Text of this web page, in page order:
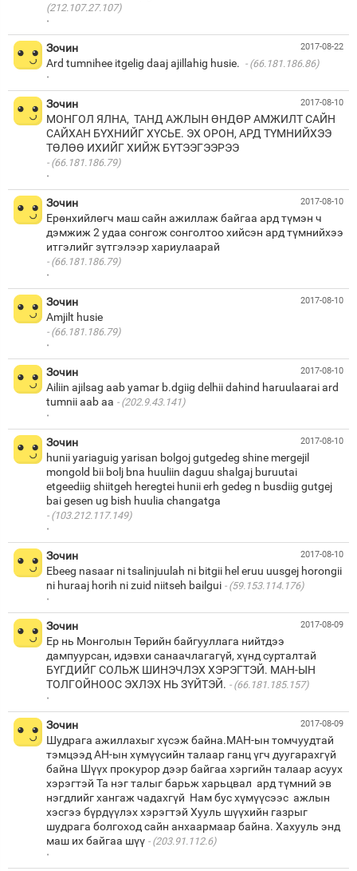
(212.107.27.107)
·
2017-08-22
Зочин
Ard tumnihee itgelig daaj ajillahig husie.
(66.181.186.86)
·
2017-08-10
Зочин
МОНГОЛ ЯЛНА, ТАНД АЖЛЫН ӨНДӨР АМЖИЛТ САЙН
САЙХАН БҮХНИЙГ ХҮСЬЕ. ЭХ ОРОН, АРД ТҮМНИЙХЭЭ
(66.181.186.79)
·
2017-08-10
Зочин
Ерөнхийлөгч маш сайн ажиллаж байгаа ард түмэн ч
дэмжиж 2 удаа сонгож сонголтоо хийсэн ард түмнийхээ
(66.181.186.79)
·
2017-08-10
Зочин
(66.181.186.79)
·
2017-08-10
Зочин
Ailiin ajilsag aab yamar b.dgiig delhii dahind haruulaarai ard
tumnii aab aa
(202.9.43.141)
·
2017-08-10
Зочин
hunii yariaguig yarisan bolgoj gutgedeg shine mergejil
mongold bii bolj bna huuliin daguu shalgaj buruutai
etgeediig shiitgeh heregtei hunii erh gedeg n busdiig gutgej
(103.212.117.149)
·
2017-08-10
Зочин
Ebeeg nasaar ni tsalinjuulah ni bitgii hel eruu uusgej horongii
ni huraaj horih ni zuid niitseh bailgui
(59.153.114.176)
·
2017-08-09
Зочин
Ер нь Монголын Төрийн байгууллага нийтдээ
дампуурсан, идэвхи санаачлагагүй, хүнд сурталтай
БҮГДИЙГ СОЛЬЖ ШИНЭЧЛЭХ ХЭРЭГТЭЙ. МАН-ЫН
ТОЛГОЙНООС ЭХЛЭХ НЬ ЗҮЙТЭЙ.
(66.181.185.157)
·
2017-08-09
Зочин
Шудрага ажиллахыг хүсэж байна.МАН-ын томчуудтай
тэмцээд АН-ын хүмүүсийн талаар ганц үгч дуугарахгүй
байна Шүүх прокурор дээр байгаа хэргийн талаар асуух
хэрэгтэй Та нэг талыг барьж харьцвал ард түмний эв
нэгдлийг хангаж чадахгүй Нам бус хүмүүсээс ажлын
хэсгээ бүрдүүлэх хэрэгтэй Хууль шүүхийн газрыг
шудрага болгоход сайн анхаармаар байна. Хахууль энд
маш их байгаа шүү
(203.91.112.6)
·